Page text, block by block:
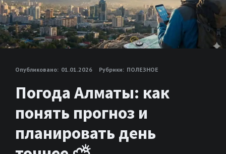
Опубликовано: 01.01.2026 Рубрики: ПОЛЕЗНОЕ
Погода Алматы: как
понять прогноз и
планировать день